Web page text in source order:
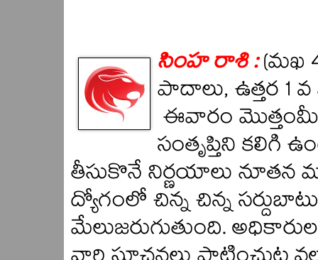
సింహ రాశి :(మఖ
పాదాలు, ఉత్తర 1
ఈవారం
సంతృప్తిని కలిగి
తీసుకొనే నిర్ణయాలు నూతన
ద్యోగంలో చిన్న చిన్న
మేలుజరుగుతుంది.